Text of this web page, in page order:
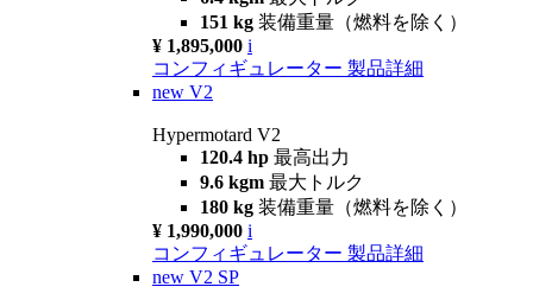
151 kg 装備重量（燃料を除く）
¥ 1,895,000 i
コンフィギュレーター 製品詳細
new V2
Hypermotard V2
120.4 hp 最高出力
9.6 kgm 最大トルク
180 kg 装備重量（燃料を除く）
¥ 1,990,000 i
コンフィギュレーター 製品詳細
new V2 SP